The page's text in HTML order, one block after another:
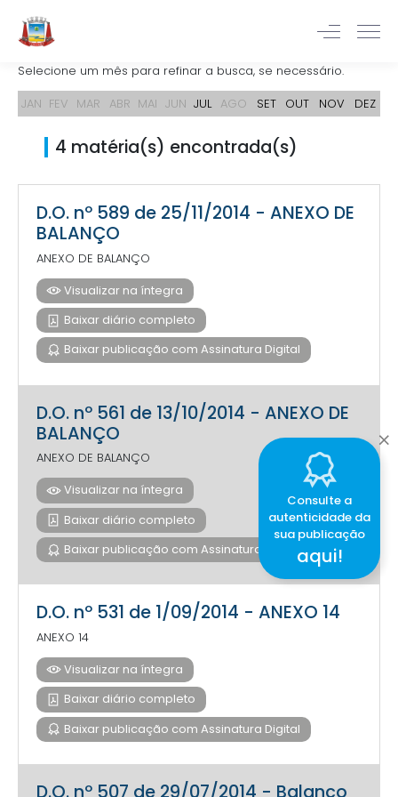
Selecione um mês para refinar a busca, se necessário.
JAN FEV MAR ABR MAI JUN JUL AGO SET OUT NOV DEZ
4 matéria(s) encontrada(s)
D.O. nº 589 de 25/11/2014 - ANEXO DE
BALANÇO
ANEXO DE BALANÇO
Visualizar na íntegra
Baixar diário completo
Baixar publicação com Assinatura Digital
D.O. nº 561 de 13/10/2014 - ANEXO DE
BALANÇO
ANEXO DE BALANÇO
Visualizar na íntegra
Baixar diário completo
Baixar publicação com Assinatura Digital
D.O. nº 531 de 1/09/2014 - ANEXO 14
ANEXO 14
Visualizar na íntegra
Baixar diário completo
Baixar publicação com Assinatura Digital
D.O. nº 507 de 29/07/2014 - Balanco
Consulte a
autenticidade da
sua publicação
aqui!